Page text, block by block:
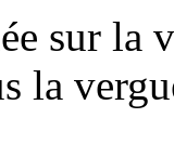
sur la
la